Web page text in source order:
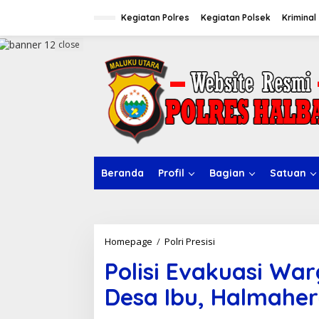
p
Kegiatan Polres Kegiatan Polsek Kriminal
Beranda Profil Bagian Satuan
close
Homepage / Polri Presisi
l
i
s
Polisi Evakuasi
Desa Ibu,